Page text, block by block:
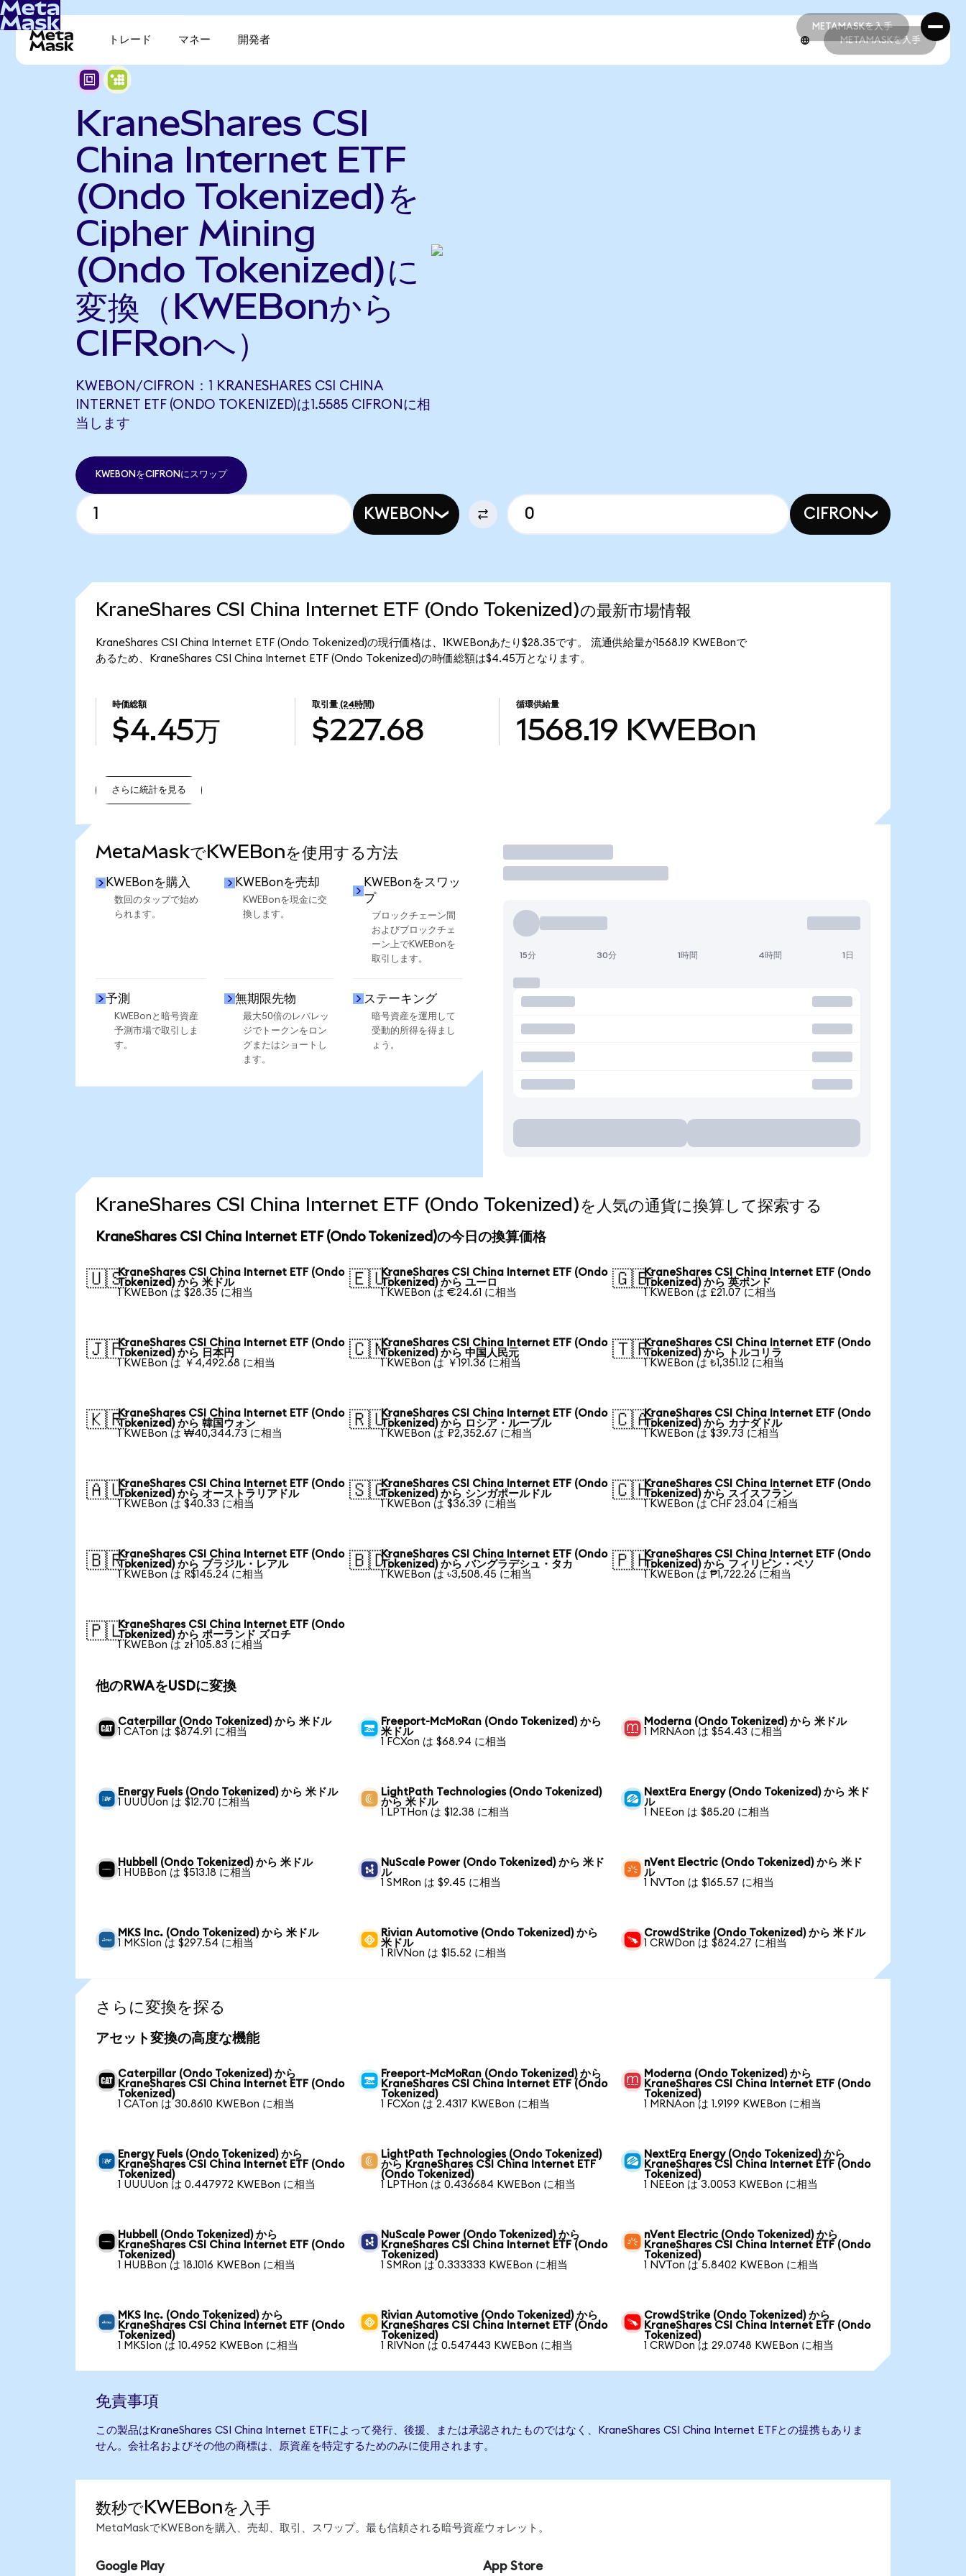
METAMASKを入手
METAMASKを入手
トレード マネー 開発者 METAMASKを入手
KraneShares CSI
China Internet ETF
(Ondo Tokenized)を
Cipher Mining
(Ondo Tokenized)に
変換（KWEBonから
CIFRonへ）
KWEBON/CIFRON：1 KRANESHARES CSI CHINA
INTERNET ETF (ONDO TOKENIZED)は1.5585 CIFRONに相
当します
KWEBONをCIFRONにスワップ
KWEBON CIFRON
KraneShares CSI China Internet ETF (Ondo Tokenized)の最新市場情報
KraneShares CSI China Internet ETF (Ondo Tokenized)の現行価格は、1KWEBonあたり$28.35です。 流通供給量が1568.19 KWEBonで
あるため、KraneShares CSI China Internet ETF (Ondo Tokenized)の時価総額は$4.45万となります。
時価総額
$4.45万
取引量 (24時間)
$227.68
循環供給量
1568.19 KWEBon
さらに統計を見る
MetaMaskでKWEBonを使用する方法
KWEBonを購入
数回のタップで始め
られます。
KWEBonを売却
KWEBonを現金に交
換します。
KWEBonをスワッ
プ
ブロックチェーン間
およびブロックチェ
ーン上でKWEBonを
取引します。
予測
KWEBonと暗号資産
予測市場で取引しま
す。
無期限先物
最大50倍のレバレッ
ジでトークンをロン
グまたはショートし
ます。
ステーキング
暗号資産を運用して
受動的所得を得まし
ょう。
取引
15分 30分 1時間 4時間 1日
KraneShares CSI China Internet ETF (Ondo Tokenized)を人気の通貨に換算して探索する
KraneShares CSI China Internet ETF (Ondo Tokenized)の今日の換算価格
🇺🇸KraneShares CSI China Internet ETF (Ondo
Tokenized) から 米ドル
1 KWEBon は $28.35 に相当
🇪🇺KraneShares CSI China Internet ETF (Ondo
Tokenized) から ユーロ
1 KWEBon は €24.61 に相当
🇬🇧KraneShares CSI China Internet ETF (Ondo
Tokenized) から 英ポンド
1 KWEBon は £21.07 に相当
🇯🇵KraneShares CSI China Internet ETF (Ondo
Tokenized) から 日本円
1 KWEBon は ￥4,492.68 に相当
🇨🇳KraneShares CSI China Internet ETF (Ondo
Tokenized) から 中国人民元
1 KWEBon は ￥191.36 に相当
🇹🇷KraneShares CSI China Internet ETF (Ondo
Tokenized) から トルコリラ
1 KWEBon は ₺1,351.12 に相当
🇰🇷KraneShares CSI China Internet ETF (Ondo
Tokenized) から 韓国ウォン
1 KWEBon は ₩40,344.73 に相当
🇷🇺KraneShares CSI China Internet ETF (Ondo
Tokenized) から ロシア・ルーブル
1 KWEBon は ₽2,352.67 に相当
🇨🇦KraneShares CSI China Internet ETF (Ondo
Tokenized) から カナダドル
1 KWEBon は $39.73 に相当
🇦🇺KraneShares CSI China Internet ETF (Ondo
Tokenized) から オーストラリアドル
1 KWEBon は $40.33 に相当
🇸🇬KraneShares CSI China Internet ETF (Ondo
Tokenized) から シンガポールドル
1 KWEBon は $36.39 に相当
🇨🇭KraneShares CSI China Internet ETF (Ondo
Tokenized) から スイスフラン
1 KWEBon は CHF 23.04 に相当
🇧🇷KraneShares CSI China Internet ETF (Ondo
Tokenized) から ブラジル・レアル
1 KWEBon は R$145.24 に相当
🇧🇩KraneShares CSI China Internet ETF (Ondo
Tokenized) から バングラデシュ・タカ
1 KWEBon は ৳3,508.45 に相当
🇵🇭KraneShares CSI China Internet ETF (Ondo
Tokenized) から フィリピン・ペソ
1 KWEBon は ₱1,722.26 に相当
🇵🇱KraneShares CSI China Internet ETF (Ondo
Tokenized) から ポーランド ズロチ
1 KWEBon は zł 105.83 に相当
他のRWAをUSDに変換
Caterpillar (Ondo Tokenized) から 米ドル
1 CATon は $874.91 に相当
Freeport-McMoRan (Ondo Tokenized) から
米ドル
1 FCXon は $68.94 に相当
Moderna (Ondo Tokenized) から 米ドル
1 MRNAon は $54.43 に相当
Energy Fuels (Ondo Tokenized) から 米ドル
1 UUUUon は $12.70 に相当
LightPath Technologies (Ondo Tokenized)
から 米ドル
1 LPTHon は $12.38 に相当
NextEra Energy (Ondo Tokenized) から 米ド
ル
1 NEEon は $85.20 に相当
Hubbell (Ondo Tokenized) から 米ドル
1 HUBBon は $513.18 に相当
NuScale Power (Ondo Tokenized) から 米ド
ル
1 SMRon は $9.45 に相当
nVent Electric (Ondo Tokenized) から 米ド
ル
1 NVTon は $165.57 に相当
MKS Inc. (Ondo Tokenized) から 米ドル
1 MKSIon は $297.54 に相当
Rivian Automotive (Ondo Tokenized) から
米ドル
1 RIVNon は $15.52 に相当
CrowdStrike (Ondo Tokenized) から 米ドル
1 CRWDon は $824.27 に相当
さらに変換を探る
アセット変換の高度な機能
Caterpillar (Ondo Tokenized) から
KraneShares CSI China Internet ETF (Ondo
Tokenized)
1 CATon は 30.8610 KWEBon に相当
Freeport-McMoRan (Ondo Tokenized) から
KraneShares CSI China Internet ETF (Ondo
Tokenized)
1 FCXon は 2.4317 KWEBon に相当
Moderna (Ondo Tokenized) から
KraneShares CSI China Internet ETF (Ondo
Tokenized)
1 MRNAon は 1.9199 KWEBon に相当
Energy Fuels (Ondo Tokenized) から
KraneShares CSI China Internet ETF (Ondo
Tokenized)
1 UUUUon は 0.447972 KWEBon に相当
LightPath Technologies (Ondo Tokenized)
から KraneShares CSI China Internet ETF
(Ondo Tokenized)
1 LPTHon は 0.436684 KWEBon に相当
NextEra Energy (Ondo Tokenized) から
KraneShares CSI China Internet ETF (Ondo
Tokenized)
1 NEEon は 3.0053 KWEBon に相当
Hubbell (Ondo Tokenized) から
KraneShares CSI China Internet ETF (Ondo
Tokenized)
1 HUBBon は 18.1016 KWEBon に相当
NuScale Power (Ondo Tokenized) から
KraneShares CSI China Internet ETF (Ondo
Tokenized)
1 SMRon は 0.333333 KWEBon に相当
nVent Electric (Ondo Tokenized) から
KraneShares CSI China Internet ETF (Ondo
Tokenized)
1 NVTon は 5.8402 KWEBon に相当
MKS Inc. (Ondo Tokenized) から
KraneShares CSI China Internet ETF (Ondo
Tokenized)
1 MKSIon は 10.4952 KWEBon に相当
Rivian Automotive (Ondo Tokenized) から
KraneShares CSI China Internet ETF (Ondo
Tokenized)
1 RIVNon は 0.547443 KWEBon に相当
CrowdStrike (Ondo Tokenized) から
KraneShares CSI China Internet ETF (Ondo
Tokenized)
1 CRWDon は 29.0748 KWEBon に相当
免責事項
この製品はKraneShares CSI China Internet ETFによって発行、後援、または承認されたものではなく、KraneShares CSI China Internet ETFとの提携もありま
せん。会社名およびその他の商標は、原資産を特定するためのみに使用されます。
数秒でKWEBonを入手
MetaMaskでKWEBonを購入、売却、取引、スワップ。最も信頼される暗号資産ウォレット。
Google Play App Store